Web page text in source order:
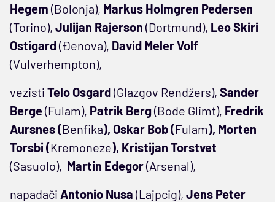
Hegem (Bolonja), Markus Holmgren Pedersen
(Torino), Julijan Rajerson (Dortmund), Leo Skiri
Ostigard(Đenova), David Meler Volf
(Vulverhempton),
vezisti Telo Osgard(Glazgov Rendžers), Sander
Berge(Fulam), Patrik Berg(Bode Glimt), Fredrik
Aursnes (Benfika), Oskar Bob (Fulam), Morten
Torsbi (Kremoneze), Kristijan Torstvet
(Sasuolo), Martin Edegor(Arsenal),
napadači Antonio Nusa (Lajpcig), Jens Peter